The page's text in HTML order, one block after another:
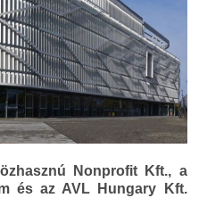
Nonprofit Kft., a
és az AVL Hungary Kft.